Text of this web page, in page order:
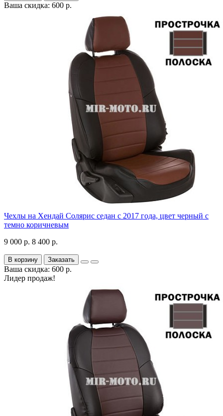
Ваша скидка: 600 р.
Чехлы на Хендай Солярис седан с 2017 года, цвет черный с
темно коричневым
9 000 р. 8 400 р.
В корзину Заказать
Ваша скидка: 600 р.
Лидер продаж!